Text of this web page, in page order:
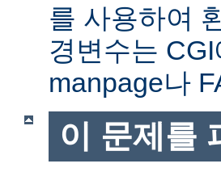
를 사용하여
경변수는
manpage나
이 문제를